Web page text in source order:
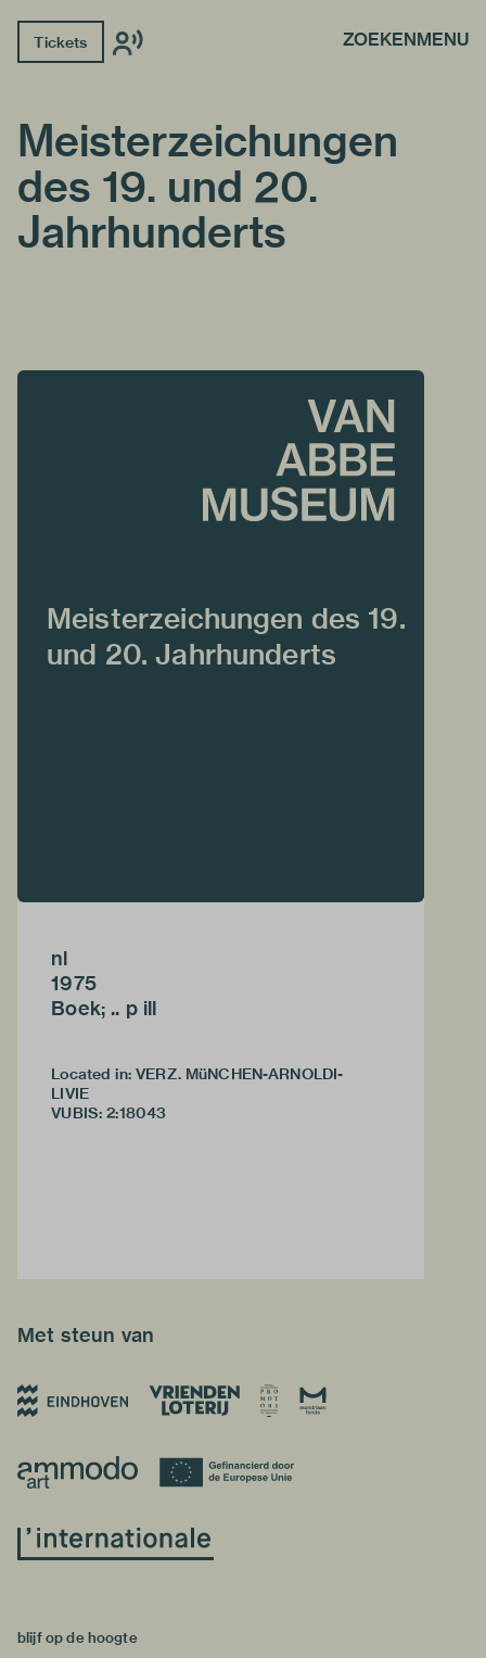
Tickets ZOEKENMENU
Meisterzeichungen
des 19. und 20.
Jahrhunderts
Meisterzeichungen des 19.
und 20. Jahrhunderts
nl
1975
Boek; .. p ill
Located in: VERZ. MüNCHEN-ARNOLDI-
LIVIE
VUBIS: 2:18043
Met steun van
blijf op de hoogte